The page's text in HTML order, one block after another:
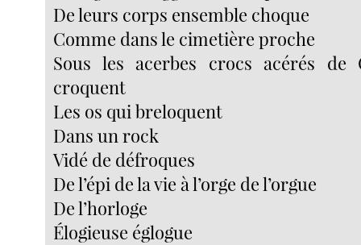
De leurs corps ensemble choque
Comme dans le cimetière proche
Sous les acerbes crocs acérés de
croquent
Les os qui breloquent
Dans un rock
Vidé de défroques
De l’épi de la vie à l’orge de l’orgue
De l’horloge
Élogieuse églogue